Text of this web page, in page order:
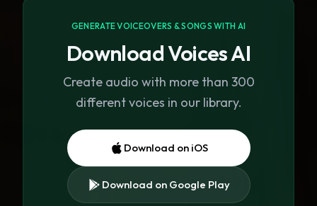
GENERATE VOICEOVERS & SONGS WITH AI
Download Voices AI
Create audio with more than 300
different voices in our library.
Download on iOS
Download on Google Play